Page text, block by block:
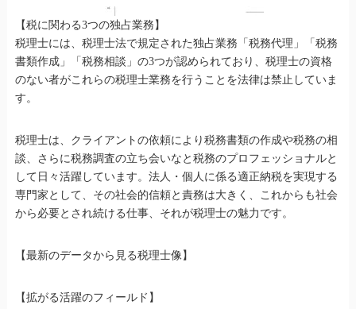
【税に関わる3つの独占業務】
税理士には、税理士法で規定された独占業務「税務代理」「税務
書類作成」「税務相談」の3つが認められており、税理士の資格
のない者がこれらの税理士業務を行うことを法律は禁止していま
す。
税理士は、クライアントの依頼により税務書類の作成や税務の相
談、さらに税務調査の立ち会いなと税務のプロフェッショナルと
して日々活躍しています。法人・個人に係る適正納税を実現する
専門家として、その社会的信頼と責務は大きく、これからも社会
から必要とされ続ける仕事、それが税理士の魅力です。
【最新のデータから見る税理士像】
【拡がる活躍のフィールド】